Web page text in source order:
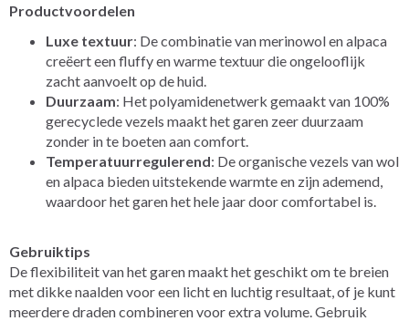
Productvoordelen
Luxe textuur: De combinatie van merinowol en alpaca
creëert een fluffy en warme textuur die ongelooflijk
zacht aanvoelt op de huid.
Duurzaam: Het polyamidenetwerk gemaakt van 100%
gerecyclede vezels maakt het garen zeer duurzaam
zonder in te boeten aan comfort.
Temperatuurregulerend: De organische vezels van wol
en alpaca bieden uitstekende warmte en zijn ademend,
waardoor het garen het hele jaar door comfortabel is.
Gebruiktips
De flexibiliteit van het garen maakt het geschikt om te breien
met dikke naalden voor een licht en luchtig resultaat, of je kunt
meerdere draden combineren voor extra volume. Gebruik